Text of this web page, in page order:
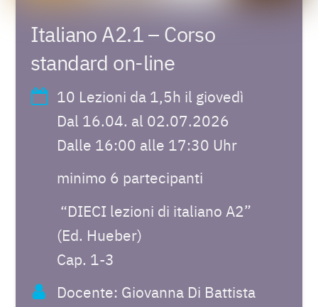
Italiano A2.1 – Corso
standard on-line
10 Lezioni da 1,5h il giovedì
Dal 16.04. al 02.07.2026
Dalle 16:00 alle 17:30 Uhr
minimo 6 partecipanti
“DIECI lezioni di italiano A2”
(Ed. Hueber)
Cap. 1-3
Docente: Giovanna Di Battista